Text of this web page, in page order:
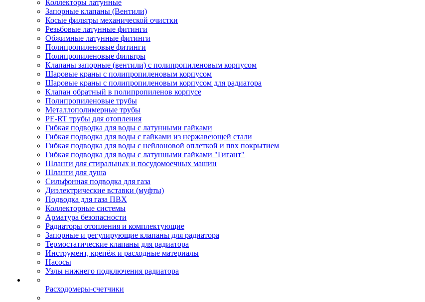
Коллекторы латунные
Запорные клапаны (Вентили)
Косые фильтры механической очистки
Резьбовые латунные фитинги
Обжимные латунные фитинги
Полипропиленовые фитинги
Полипропиленовые фильтры
Клапаны запорные (вентили) с полипропиленовым корпусом
Шаровые краны с полипропиленовым корпусом
Шаровые краны с полипропиленовым корпусом для радиатора
Клапан обратный в полипропиленов корпусе
Полипропиленовые трубы
Металлополимерные трубы
PE-RT трубы для отопления
Гибкая подводка для воды с латунными гайками
Гибкая подводка для воды с гайками из нержавеющей стали
Гибкая подводка для воды с нейлоновой оплеткой и пвх покрытием
Гибкая подводка для воды с латунными гайками "Гигант"
Шланги для стиральных и посудомоечных машин
Шланги для душа
Сильфонная подводка для газа
Диэлектрические вставки (муфты)
Подводка для газа ПВХ
Коллекторные системы
Арматура безопасности
Радиаторы отопления и комплектующие
Запорные и регулирующие клапаны для радиатора
Термостатические клапаны для радиатора
Инструмент, крепёж и расходные материалы
Насосы
Узлы нижнего подключения радиатора
Расходомеры-счетчики